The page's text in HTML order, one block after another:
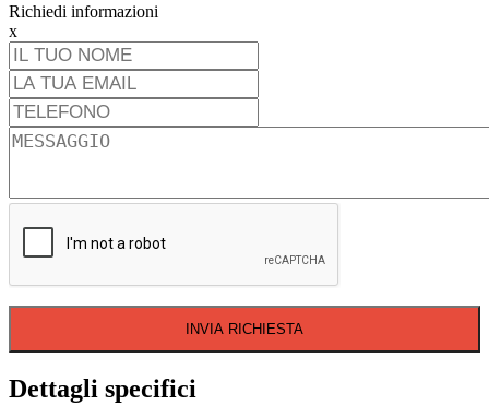
Richiedi informazioni
x
INVIA RICHIESTA
Dettagli specifici